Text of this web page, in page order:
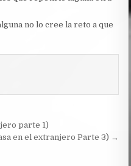
no lo cree la reto a que
parte 1)
en el extranjero Parte 3) →